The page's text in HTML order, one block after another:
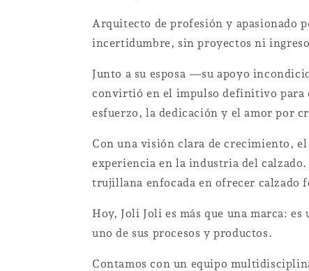
Arquitecto de profesión y apasionado
incertidumbre, sin proyectos ni
Junto a su esposa —su apoyo
convirtió en el impulso definitivo para
esfuerzo, la dedicación y el amor por
Con una visión clara de crecimiento,
experiencia en la industria del
trujillana enfocada en ofrecer calzado
Hoy, Joli Joli es más que una marca:
uno de sus procesos y productos.
Contamos con un equipo